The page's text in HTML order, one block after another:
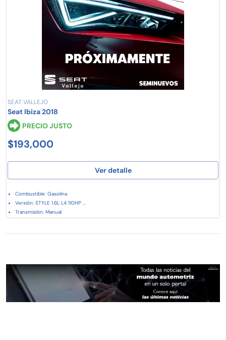
SEAT VALLEJO
Seat Ibiza 2018
PRECIO JUSTO
$193,000
Ver detalle
Combustible: Gasolina
Versión: STYLE 1.6L L4 110HP ...
Transmisión: Manual